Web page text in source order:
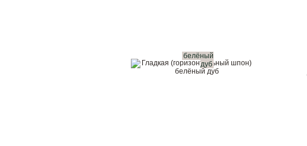
белёный
дуб